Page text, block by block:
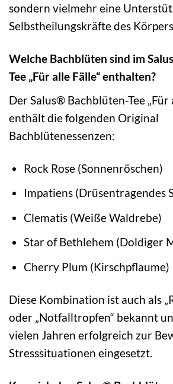
sondern vielmehr eine
Selbstheilungskräfte des
Welche Bachblüten sind im
Tee „Für alle Fälle“ enthalten?
Der Salus® Bachblüten-Tee „Für
enthält die folgenden Original
Bachblütenessenzen:
Rock Rose (Sonnenröschen)
Impatiens (Drüsentragendes
Clematis (Weiße Waldrebe)
Star of Bethlehem (Doldiger
Cherry Plum (Kirschpflaume)
Diese Kombination ist auch als
oder „Notfalltropfen“ bekannt
vielen Jahren erfolgreich zur
Stresssituationen eingesetzt.